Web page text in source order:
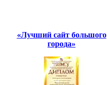
«Лучший сайт большого
города»